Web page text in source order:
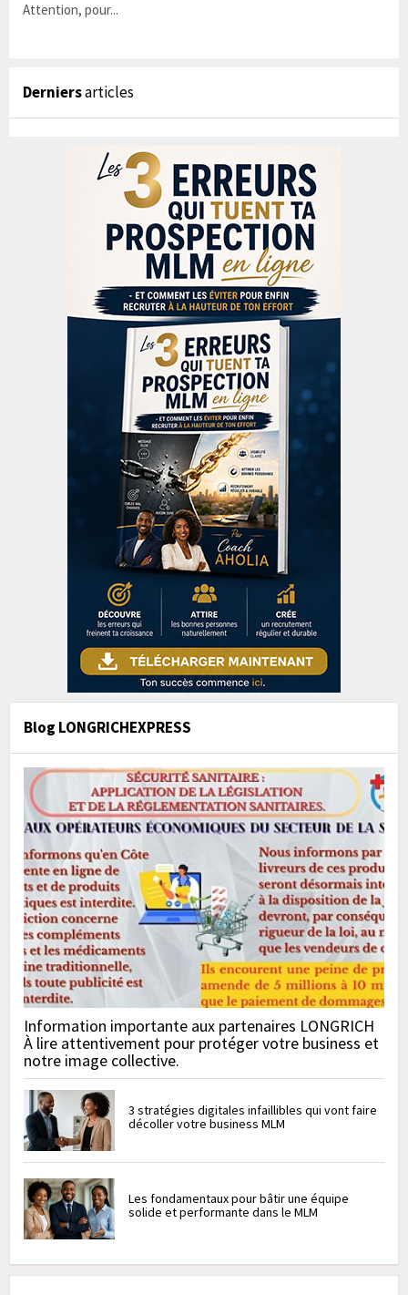
Attention, pour...
Derniersarticles
Blog LONGRICHEXPRESS
Information importante aux partenaires LONGRICH
À lire attentivement pour protéger votre business et
notre image collective.
3 stratégies digitales infaillibles qui vont faire
décoller votre business MLM
Les fondamentaux pour bâtir une équipe
solide et performante dans le MLM